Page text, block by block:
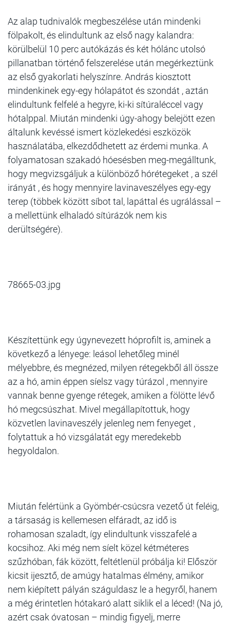
Az alap tudnivalók megbeszélése után mindenki
fölpakolt, és elindultunk az első nagy kalandra:
körülbelül 10 perc autókázás és két hólánc utolsó
pillanatban történő felszerelése után megérkeztünk
az első gyakorlati helyszínre. András kiosztott
mindenkinek egy-egy hólapátot és szondát , aztán
elindultunk felfelé a hegyre, ki-ki sítúraléccel vagy
hótalppal. Miután mindenki úgy-ahogy belejött ezen
általunk kevéssé ismert közlekedési eszközök
használatába, elkezdődhetett az érdemi munka. A
folyamatosan szakadó hóesésben meg-megálltunk,
hogy megvizsgáljuk a különböző hórétegeket , a szél
irányát , és hogy mennyire lavinaveszélyes egy-egy
terep (többek között síbot tal, lapáttal és ugrálással –
a mellettünk elhaladó sítúrázók nem kis
derültségére).
78665-03.jpg
Készítettünk egy úgynevezett hóprofilt is, aminek a
következő a lényege: leásol lehetőleg minél
mélyebbre, és megnézed, milyen rétegekből áll össze
az a hó, amin éppen síelsz vagy túrázol , mennyire
vannak benne gyenge rétegek, amiken a fölötte lévő
hó megcsúszhat. Mivel megállapítottuk, hogy
közvetlen lavinaveszély jelenleg nem fenyeget ,
folytattuk a hó vizsgálatát egy meredekebb
hegyoldalon.
Miután felértünk a Gyömbér-csúcsra vezető út feléig,
a társaság is kellemesen elfáradt, az idő is
rohamosan szaladt, így elindultunk visszafelé a
kocsihoz. Aki még nem síelt közel kétméteres
szűzhóban, fák között, feltétlenül próbálja ki! Először
kicsit ijesztő, de amúgy hatalmas élmény, amikor
nem kiépített pályán száguldasz le a hegyről, hanem
a még érintetlen hótakaró alatt siklik el a léced! (Na jó,
azért csak óvatosan – mindig figyelj, merre